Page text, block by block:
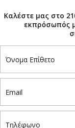
Καλέστε μας στο
εκπρόσωπός